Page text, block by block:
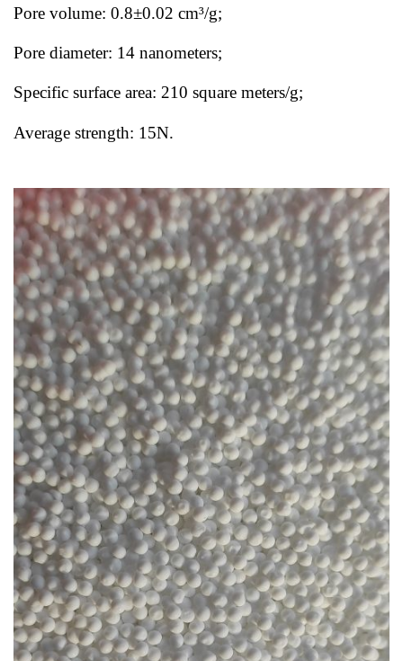
Pore volume: 0.8±0.02 cm³/g;
Pore diameter: 14 nanometers;
Specific surface area: 210 square meters/g;
Average strength: 15N.